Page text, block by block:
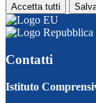
Accetta tutti
Contatti
Istituto